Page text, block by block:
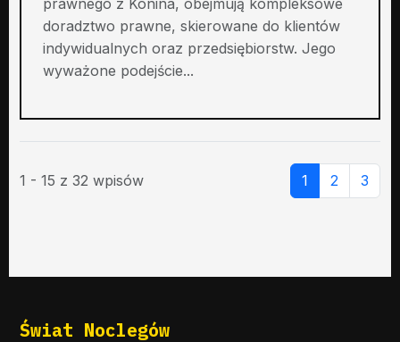
doradztwo prawne, skierowane do klientów
indywidualnych oraz przedsiębiorstw. Jego
wyważone podejście...
1 - 15 z 32 wpisów 1 2 3
Świat Noclegów